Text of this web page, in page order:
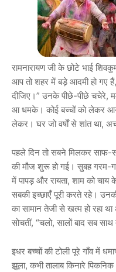
रामनारायण जी के छोटे भाई
आप तो शहर में बड़े आदमी हो गए
दीजिए।” उनके पीछे-पीछे चचेरे,
आ धमके। कोई बच्चों को लेकर
लेकर। घर जो वर्षों से शांत था,
पहले दिन तो सबने मिलकर साफ-
की मौज शुरू हो गई। सुबह गरम-
में पापड़ और रायता, शाम को चाय
सबकी इच्छाएँ पूरी करते रहे। उनकी
का सामान तेजी से खत्म हो रहा
सोचतीं, “चलो, सालों बाद सब साथ
इधर बच्चों की टोली पूरे गाँव में
झूला, कभी तालाब किनारे